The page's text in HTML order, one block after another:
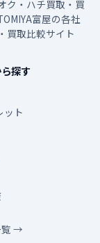
ク・ハチ買取・買
富屋の各社
買取比較サイト
探す
ット
覧 →